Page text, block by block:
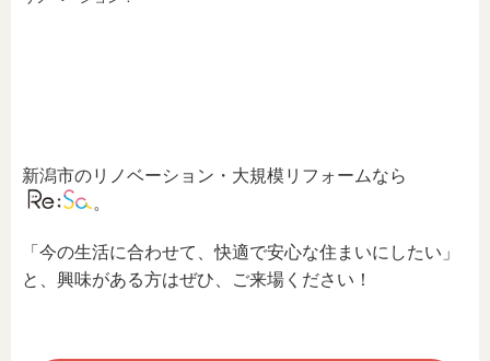
新潟市のリノベーション・大規模リフォームなら
。
「今の生活に合わせて、快適で安心な住まいにしたい」
と、興味がある方はぜひ、ご来場ください！